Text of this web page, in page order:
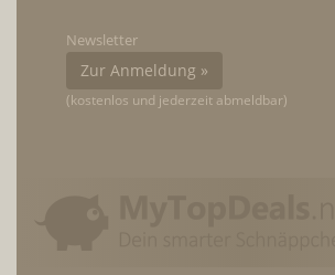
Newsletter
Zur Anmeldung »
(kostenlos und jederzeit abmeldbar)